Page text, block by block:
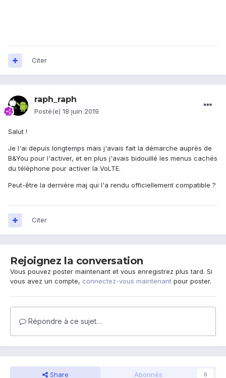
Citer
raph_raph
Posté(e) 18 juin 2019
Salut !
Je l'ai depuis longtemps mais j'avais fait la démarche auprès de
B&You pour l'activer, et en plus j'avais bidouillé les menus cachés
du téléphone pour activer la VoLTE.
Peut-être la dernière maj qui l'a rendu officiellement compatible ?
Citer
Rejoignez la conversation
Vous pouvez poster maintenant et vous enregistrez plus tard. Si
vous avez un compte, connectez-vous maintenant pour poster.
Répondre à ce sujet…
Share Abonnés 0